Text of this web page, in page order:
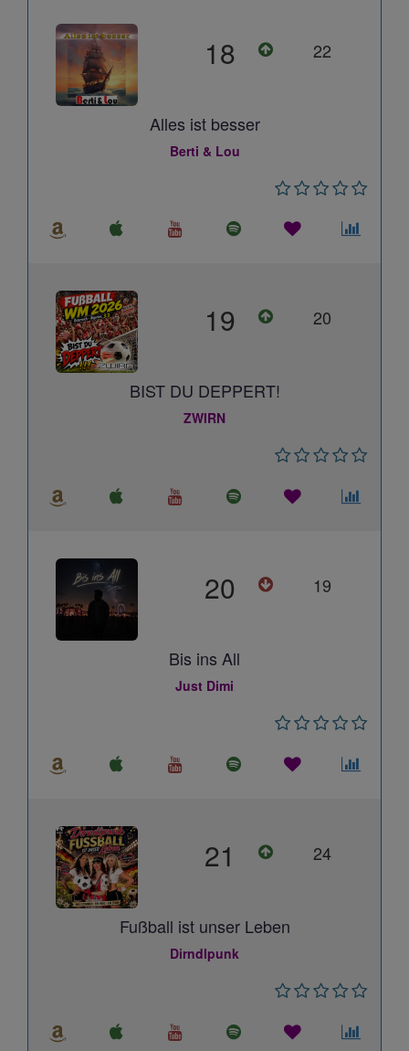
18 22
Alles ist besser
Berti & Lou
19 20
BIST DU DEPPERT!
ZWIRN
20 19
Bis ins All
Just Dimi
21 24
Fußball ist unser Leben
Dirndlpunk